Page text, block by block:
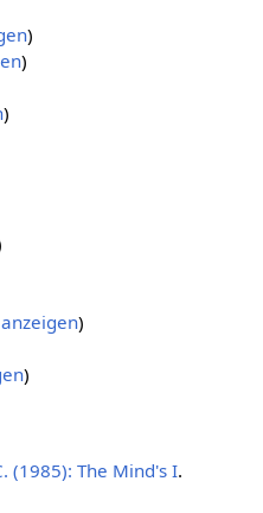
)
)
)
)
)
(1985): The Mind's I.